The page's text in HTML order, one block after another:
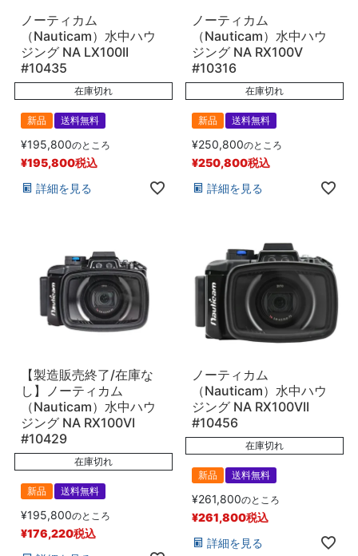
ノーティカム
（Nauticam）水中ハウ
ジング NA LX100II
#10435
在庫切れ
新品 送料無料
¥195,800のところ
¥195,800税込
詳細を見る
ノーティカム
（Nauticam）水中ハウ
ジング NA RX100V
#10316
在庫切れ
新品 送料無料
¥250,800のところ
¥250,800税込
詳細を見る
【製造販売終了/在庫な
し】ノーティカム
（Nauticam）水中ハウ
ジング NA RX100VI
#10429
在庫切れ
新品 送料無料
¥195,800のところ
¥176,220税込
ノーティカム
（Nauticam）水中ハウ
ジング NA RX100VII
#10456
在庫切れ
新品 送料無料
¥261,800のところ
¥261,800税込
詳細を見る